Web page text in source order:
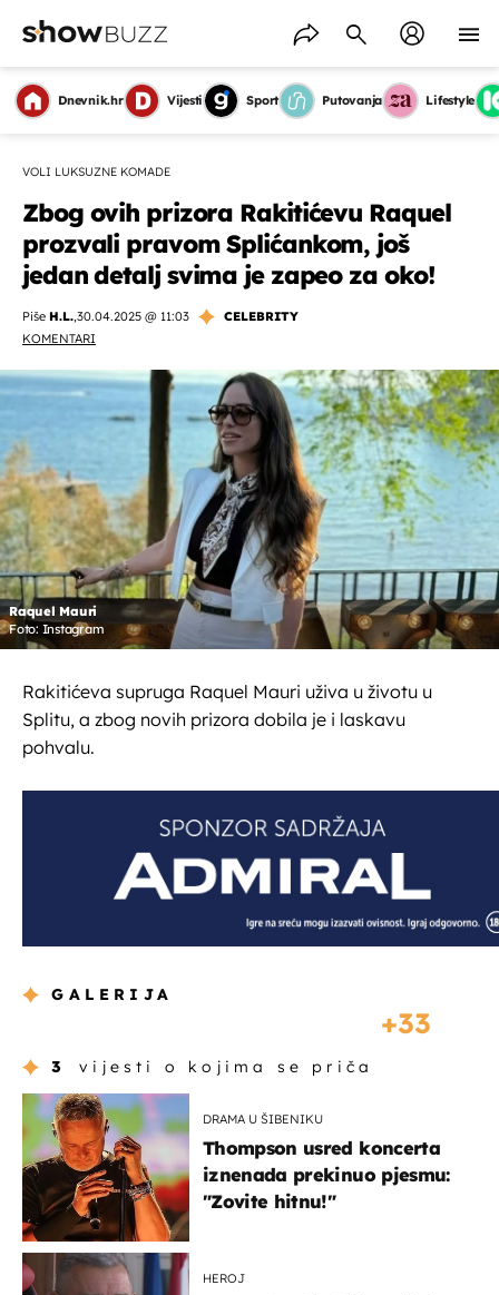
Dnevnik.hr Vijesti Sport Putovanja Lifestyle
VOLI LUKSUZNE KOMADE
Zbog ovih prizora Rakitićevu Raquel
prozvali pravom Splićankom, još
jedan detalj svima je zapeo za oko!
Piše H.L.,30.04.2025 @ 11:03
CELEBRITY
KOMENTARI
Raquel Mauri
Foto: Instagram
Rakitićeva supruga Raquel Mauri uživa u životu u
Splitu, a zbog novih prizora dobila je i laskavu
pohvalu.
GALERIJA
33
3 vijesti o kojima se priča
DRAMA U ŠIBENIKU
Thompson usred koncerta
iznenada prekinuo pjesmu:
"Zovite hitnu!"
HEROJ
OMOGUĆI OBAVIJESTI